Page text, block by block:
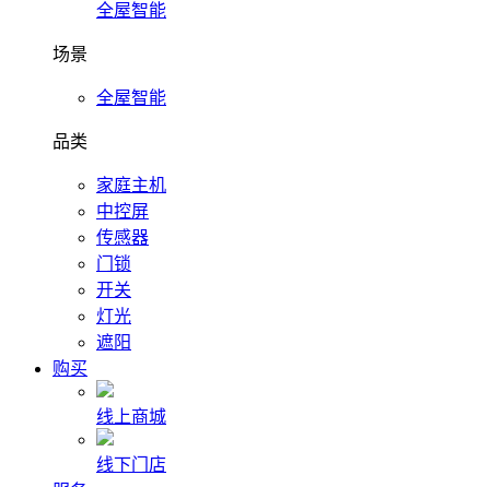
全屋智能
场景
全屋智能
品类
家庭主机
中控屏
传感器
门锁
开关
灯光
遮阳
购买
线上商城
线下门店